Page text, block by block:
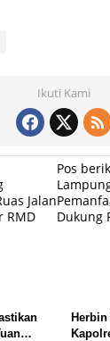
Ikuti Kami
Jalan
RMD
Pos
Dukung